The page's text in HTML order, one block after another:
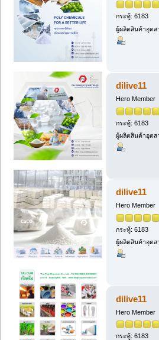
กระทู้: 6183
ผู้ผลิตสินค้าอุต
dilive11
Hero Member
กระทู้: 6183
ผู้ผลิตสินค้าอุต
dilive11
Hero Member
กระทู้: 6183
ผู้ผลิตสินค้าอุต
dilive11
Hero Member
กระทู้: 6183